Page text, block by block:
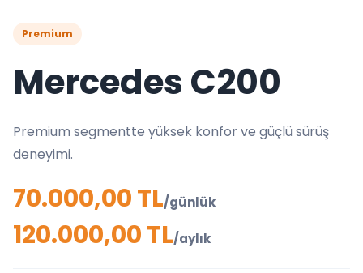
Premium
Mercedes C200
Premium segmentte yüksek konfor ve güçlü sürüş
deneyimi.
70.000,00 TL/günlük
120.000,00 TL/aylık